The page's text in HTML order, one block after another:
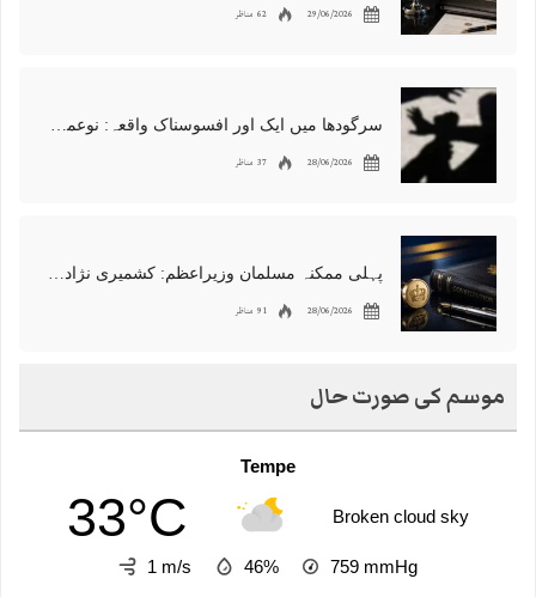
29/06/2026 62 مناظر
28/06/2026 37 مناظر
28/06/2026 91 مناظر
موسم کی صورت حال
Tempe
33°C Broken cloud sky
1 m/s 46% 759 mmHg